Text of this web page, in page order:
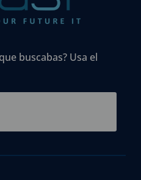
buscabas? Usa el